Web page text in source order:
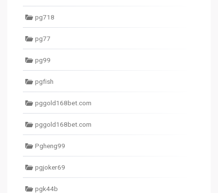
pg718
pg77
pg99
pgfish
pggold168bet.com
pggold168bet.com
Pgheng99
pgjoker69
pgk44b